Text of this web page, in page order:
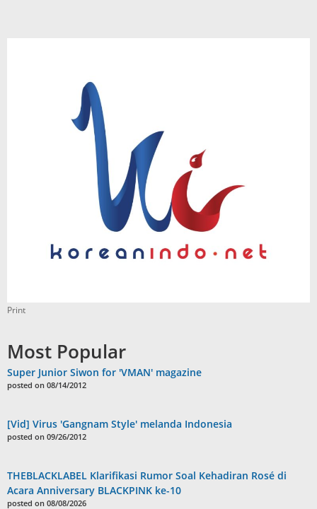
Print
Most Popular
Super Junior Siwon for 'VMAN' magazine
posted on 08/14/2012
[Vid] Virus 'Gangnam Style' melanda Indonesia
posted on 09/26/2012
THEBLACKLABEL Klarifikasi Rumor Soal Kehadiran Rosé di
Acara Anniversary BLACKPINK ke-10
posted on 08/08/2026